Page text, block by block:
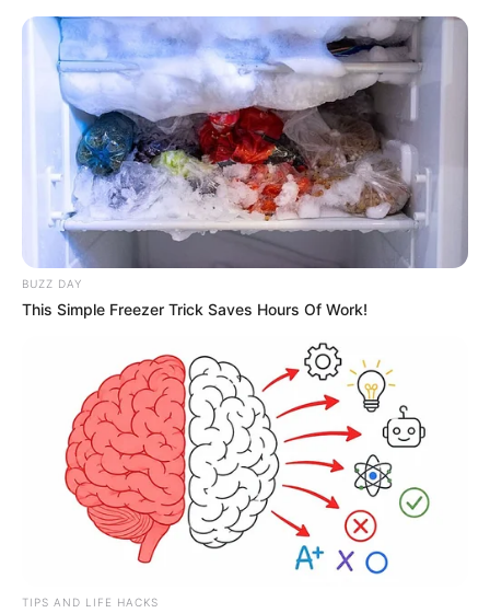
BUZZ DAY
This Simple Freezer Trick Saves Hours Of Work!
TIPS AND LIFE HACKS